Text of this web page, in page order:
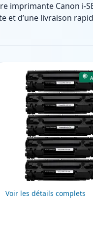
imprimante Canon i-
et d’une livraison
Voir les détails complets